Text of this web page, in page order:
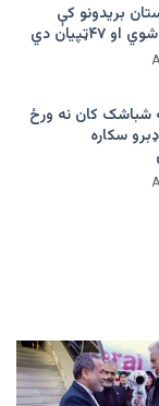
بریدونو کې
شباشک کان نه ورځ
د ډبرو سکاره